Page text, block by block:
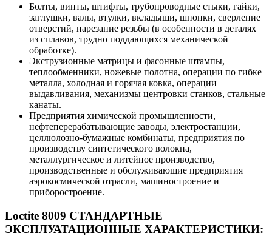
Болты, винты, штифты, трубопроводные стыки, гайки,
заглушки, валы, втулки, вкладыши, шпонки, сверление
отверстий, нарезание резьбы (в особенности в деталях
из сплавов, трудно поддающихся механической
обработке).
Экструзионные матрицы и фасонные штампы,
теплообменники, ножевые полотна, операции по гибке
металла, холодная и горячая ковка, операции
выдавливания, механизмы центровки станков, стальные
канаты.
Предприятия химической промышленности,
нефтеперерабатывающие заводы, электростанции,
целлюлозно-бумажные комбинаты, предприятия по
производству синтетического волокна,
металлургическое и литейное производство,
производственные и обслуживающие предприятия
аэрокосмической отрасли, машиностроение и
приборостроение.
Loctite 8009 СТАНДАРТНЫЕ
ЭКСПЛУАТАЦИОННЫЕ ХАРАКТЕРИСТИКИ: